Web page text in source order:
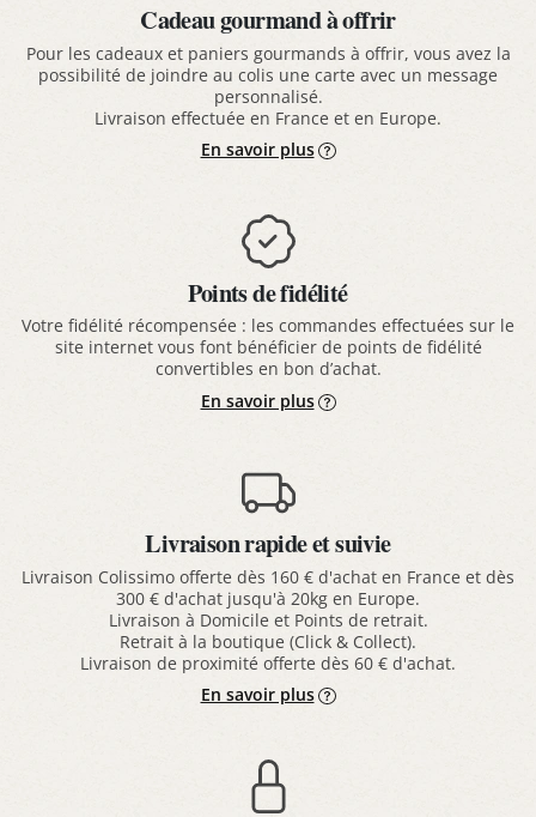
Cadeau gourmand à offrir
Pour les cadeaux et paniers gourmands à offrir, vous avez la
possibilité de joindre au colis une carte avec un message
personnalisé.
Livraison effectuée en France et en Europe.
En savoir plus
Points de fidélité
Votre fidélité récompensée : les commandes effectuées sur le
site internet vous font bénéficier de points de fidélité
convertibles en bon d’achat.
En savoir plus
Livraison rapide et suivie
Livraison Colissimo offerte dès 160 € d'achat en France et dès
300 € d'achat jusqu'à 20kg en Europe.
Livraison à Domicile et Points de retrait.
Retrait à la boutique (Click & Collect).
Livraison de proximité offerte dès 60 € d'achat.
En savoir plus